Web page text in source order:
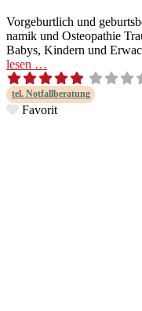
Vorge­burtlich und
namik und Osteopathie
Babys, Kindern und
lesen …
tel. Not­fall­ber­atung
Favorit